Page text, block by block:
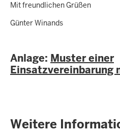
Mit freundlichen Grüßen
Günter Winands
Anlage: Muster einer
Einsatzvereinbarung
Weitere